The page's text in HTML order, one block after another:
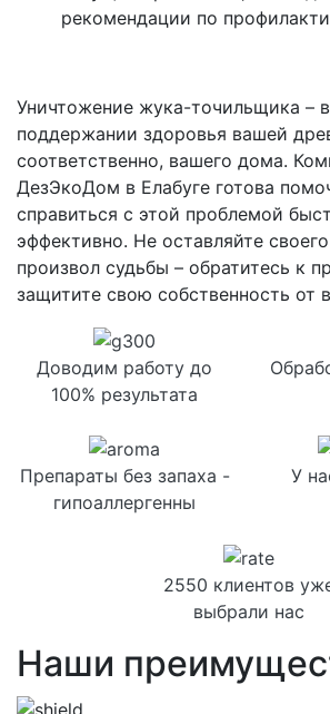
рекомендации по
Уничтожение жука-точильщика –
поддержании здоровья вашей
соответственно, вашего дома.
ДезЭкоДом в Елабуге готова
справиться с этой проблемой
эффективно. Не оставляйте
произвол судьбы – обратитесь к
защитите свою собственность от
Доводим работу до
100% результата
Препараты без запаха -
гипоаллергенны
У
2550 клиентов
выбрали нас
Наши